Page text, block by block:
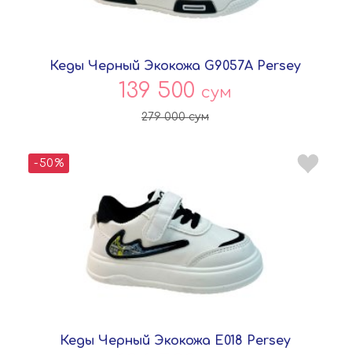
Кеды Черный Экокожа G9057A Persey
139 500 сум
279 000сум
-50%
Кеды Черный Экокожа E018 Persey